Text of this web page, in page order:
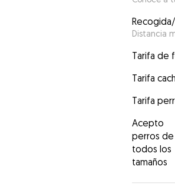
Distancia
Tarifa de
Tarifa
Tarifa
Acepto
perros de
todos los
tamaños